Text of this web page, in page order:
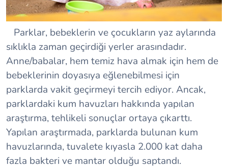
Parklar, bebeklerin ve çocukların yaz aylarında
sıklıkla zaman geçirdiği yerler arasındadır.
Anne/babalar, hem temiz hava almak için hem de
bebeklerinin doyasıya eğlenebilmesi için
parklarda vakit geçirmeyi tercih ediyor. Ancak,
parklardaki kum havuzları hakkında yapılan
araştırma, tehlikeli sonuçlar ortaya çıkarttı.
Yapılan araştırmada, parklarda bulunan kum
havuzlarında, tuvalete kıyasla 2.000 kat daha
fazla bakteri ve mantar olduğu saptandı.